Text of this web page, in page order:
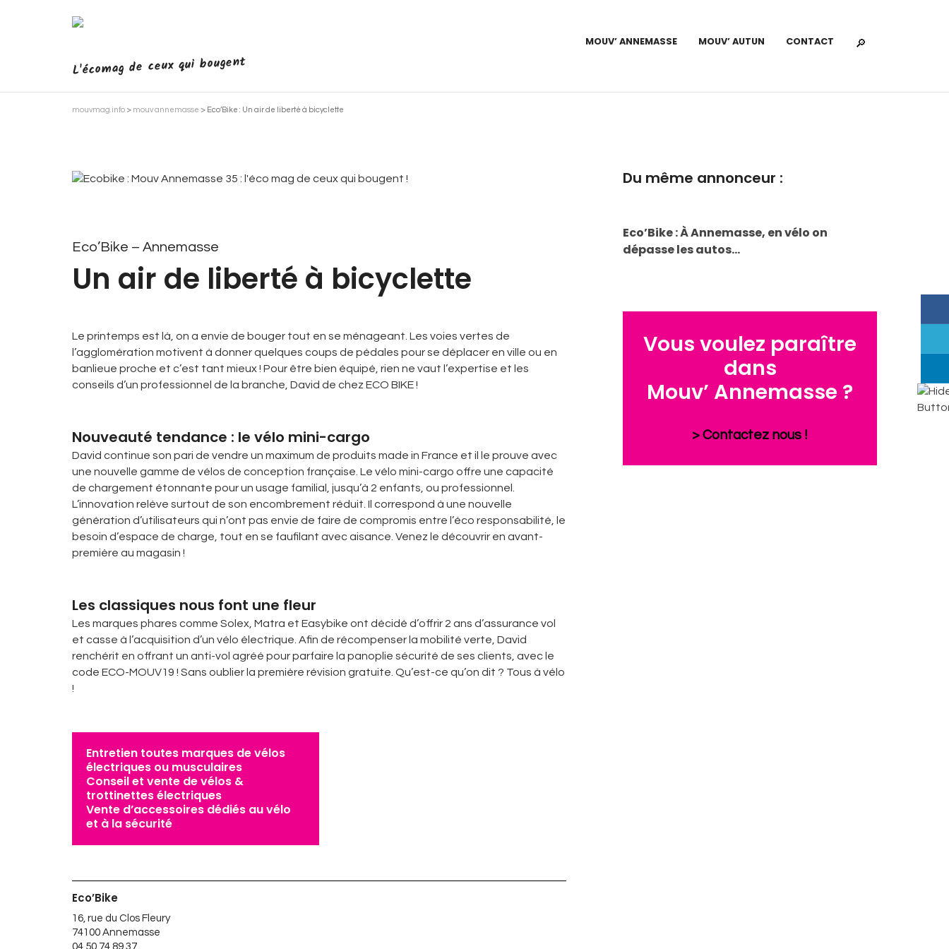
L'écomag de ceux qui bougent
MOUV’ ANNEMASSE MOUV’ AUTUN CONTACT
mouvmag.info > mouv annemasse > Eco’Bike : Un air de liberté à bicyclette
Eco’Bike – Annemasse
Un air de liberté à bicyclette
Le printemps est là, on a envie de bouger tout en se ménageant. Les voies vertes de
l’agglomération motivent à donner quelques coups de pédales pour se déplacer en ville ou en
banlieue proche et c’est tant mieux ! Pour être bien équipé, rien ne vaut l’expertise et les
conseils d’un professionnel de la branche, David de chez ECO BIKE !
Nouveauté tendance : le vélo mini-cargo
David continue son pari de vendre un maximum de produits made in France et il le prouve avec
une nouvelle gamme de vélos de conception française. Le vélo mini-cargo offre une capacité
de chargement étonnante pour un usage familial, jusqu’à 2 enfants, ou professionnel.
L’innovation relève surtout de son encombrement réduit. Il correspond à une nouvelle
génération d’utilisateurs qui n’ont pas envie de faire de compromis entre l’éco responsabilité, le
besoin d’espace de charge, tout en se faufilant avec aisance. Venez le découvrir en avant-
première au magasin !
Les classiques nous font une fleur
Les marques phares comme Solex, Matra et Easybike ont décidé d’offrir 2 ans d’assurance vol
et casse à l’acquisition d’un vélo électrique. Afin de récompenser la mobilité verte, David
renchérit en offrant un anti-vol agréé pour parfaire la panoplie sécurité de ses clients, avec le
code ECO-MOUV19 ! Sans oublier la première révision gratuite. Qu’est-ce qu’on dit ? Tous à vélo
!
Entretien toutes marques de vélos
électriques ou musculaires
Conseil et vente de vélos &
trottinettes électriques
Vente d’accessoires dédiés au vélo
et à la sécurité
Eco’Bike
16, rue du Clos Fleury
74100 Annemasse
04 50 74 89 37
Du même annonceur :
Eco’Bike : À Annemasse, en vélo on
dépasse les autos…
Vous voulez paraître
dans
Mouv’ Annemasse ?
> Contactez nous !